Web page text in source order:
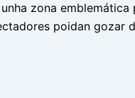
unha zona
poidan gozar